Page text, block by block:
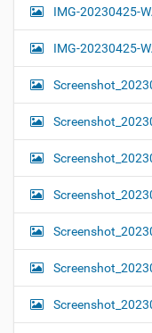
IMG-20230425-
IMG-20230425-